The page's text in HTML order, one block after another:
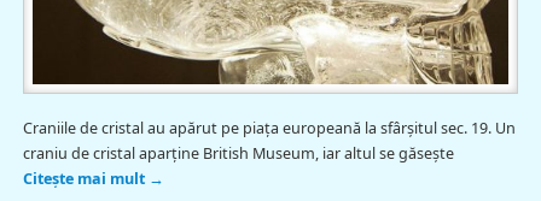
Craniile de cristal au apărut pe piaţa europeană la sfârşitul sec. 19. Un
craniu de cristal aparţine British Museum, iar altul se găseşte
Citește mai mult →